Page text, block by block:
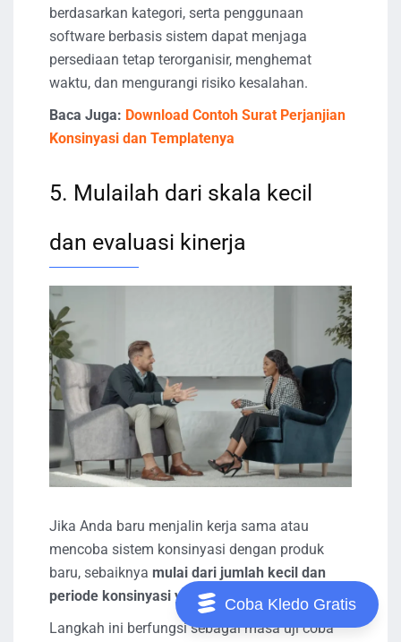
berdasarkan kategori, serta penggunaan
software berbasis sistem dapat menjaga
persediaan tetap terorganisir, menghemat
waktu, dan mengurangi risiko kesalahan.
Baca Juga: Download Contoh Surat Perjanjian
Konsinyasi dan Templatenya
5. Mulailah dari skala kecil
dan evaluasi kinerja
Jika Anda baru menjalin kerja sama atau
mencoba sistem konsinyasi dengan produk
baru, sebaiknya mulai dari jumlah kecil dan
periode konsinyasi yang singkat
Langkah ini berfungsi sebagai masa uji coba
Coba Kledo Gratis